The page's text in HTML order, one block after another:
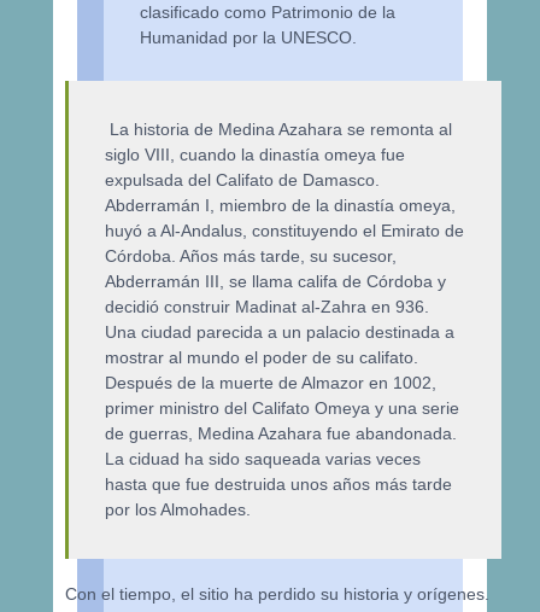
clasificado como Patrimonio de la
Humanidad por la UNESCO.
La historia de Medina Azahara se remonta al
siglo VIII, cuando la dinastía omeya fue
expulsada del Califato de Damasco.
Abderramán I, miembro de la dinastía omeya,
huyó a Al-Andalus, constituyendo el Emirato de
Córdoba. Años más tarde, su sucesor,
Abderramán III, se llama califa de Córdoba y
decidió construir Madinat al-Zahra en 936.
Una ciudad parecida a un palacio destinada a
mostrar al mundo el poder de su califato.
Después de la muerte de Almazor en 1002,
primer ministro del Califato Omeya y una serie
de guerras, Medina Azahara fue abandonada.
La ciduad ha sido saqueada varias veces
hasta que fue destruida unos años más tarde
por los Almohades.
Con el tiempo, el sitio ha perdido su historia y orígenes.